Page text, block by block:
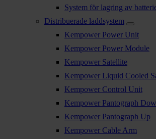
System för lagring av
Distribuerade laddsystem
Kempower Power Unit
Kempower Power Module
Kempower Satellite
Kempower Liquid Cooled
Kempower Control Unit
Kempower Pantograph
Kempower Pantograph Up
Kempower Cable Arm